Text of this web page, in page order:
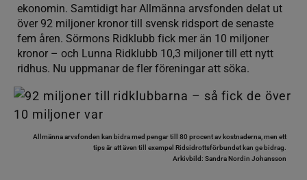
ekonomin. Samtidigt har Allmänna arvsfonden delat ut
över 92 miljoner kronor till svensk ridsport de senaste
fem åren. Sörmons Ridklubb fick mer än 10 miljoner
kronor – och Lunna Ridklubb 10,3 miljoner till ett nytt
ridhus. Nu uppmanar de fler föreningar att söka.
Allmänna arvsfonden kan bidra med pengar till 80 procent av kostnaderna, men ett
tips är att även till exempel Ridsidrottsförbundet kan ge bidrag.
Arkivbild: Sandra Nordin Johansson